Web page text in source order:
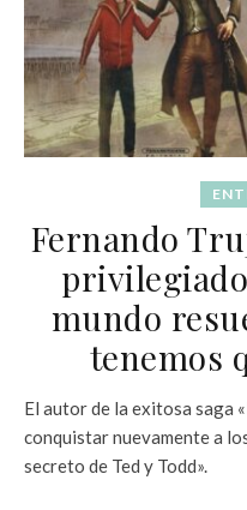
Fernando
mundo
tenemos
El autor de la exitosa saga
conquistar nuevamente a
secreto de Ted y Todd».